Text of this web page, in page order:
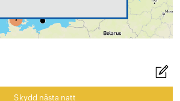
Skydd nästa natt